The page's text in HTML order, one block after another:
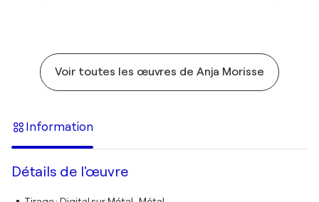
Voir toutes les œuvres de Anja Morisse
Information
Détails de l'œuvre